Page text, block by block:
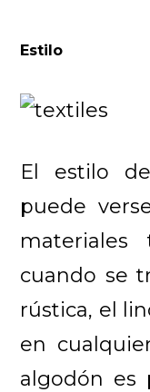
Estilo
El estilo
puede
materiales
cuando se
rústica, el
en
algodón es